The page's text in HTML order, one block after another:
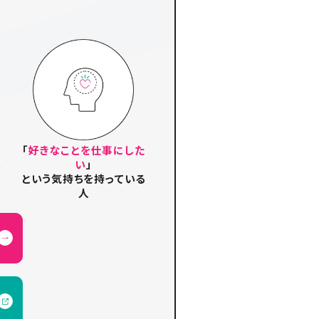
「好きなことを仕事にした
い 」
という気持ちを持っている
人